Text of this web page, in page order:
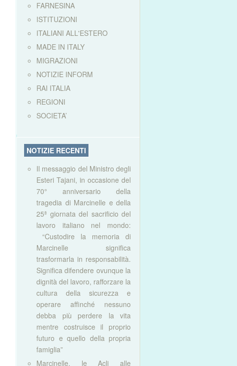
FARNESINA
ISTITUZIONI
ITALIANI ALL'ESTERO
MADE IN ITALY
MIGRAZIONI
NOTIZIE INFORM
RAI ITALIA
REGIONI
SOCIETA’
NOTIZIE RECENTI
Il messaggio del Ministro degli
Esteri Tajani, in occasione del
70° anniversario della
tragedia di Marcinelle e della
25ª giornata del sacrificio del
lavoro italiano nel mondo:
“Custodire la memoria di
Marcinelle significa
trasformarla in responsabilità.
Significa difendere ovunque la
dignità del lavoro, rafforzare la
cultura della sicurezza e
operare affinché nessuno
debba più perdere la vita
mentre costruisce il proprio
futuro e quello della propria
famiglia”
Marcinelle, le Acli alle